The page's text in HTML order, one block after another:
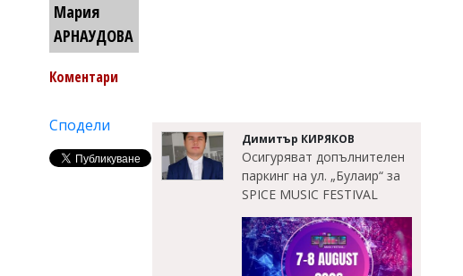
Мария
АРНАУДОВА
Коментари
Сподели
Димитър КИРЯКОВ
Осигуряват допълнителен
паркинг на ул. „Булаир“ за
SPICE MUSIC FESTIVAL